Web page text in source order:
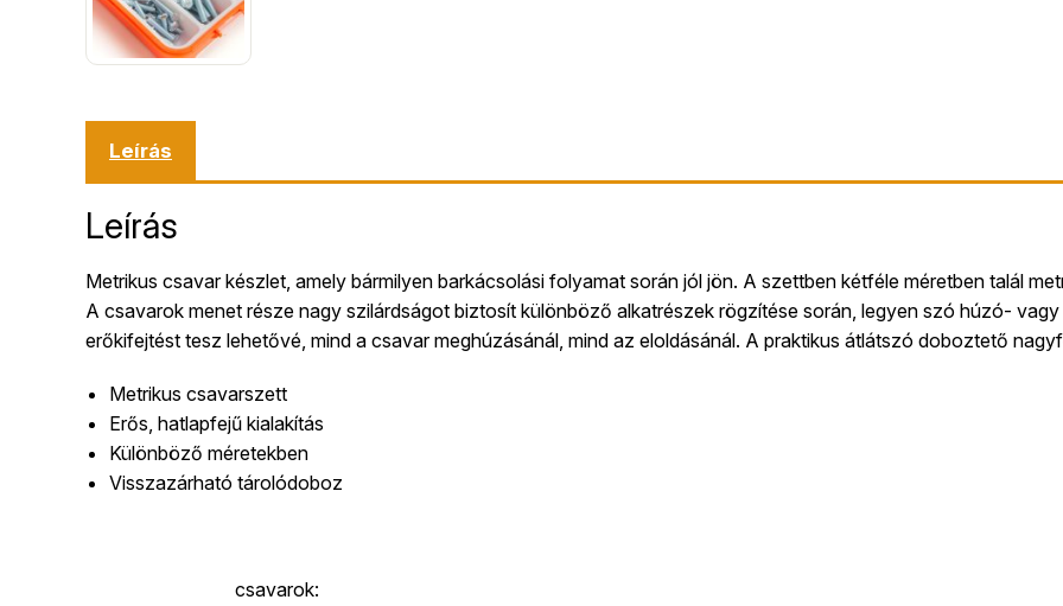
Leírás
Leírás
Metrikus csavar készlet, amely bármilyen barkácsolási folyamat során jól jön. A szettben kétféle méretben talál
A csavarok menet része nagy szilárdságot biztosít különböző alkatrészek rögzítése során, legyen szó húzó-
erőkifejtést tesz lehetővé, mind a csavar meghúzásánál, mind az eloldásánál. A praktikus átlátszó doboztető
Metrikus csavarszett
Erős, hatlapfejű kialakítás
Különböző méretekben
Visszazárható tárolódoboz
csavarok: